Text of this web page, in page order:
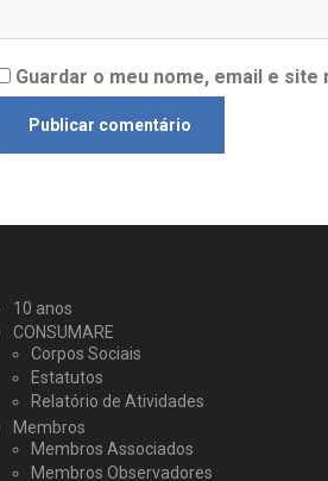
Guardar o meu nome, email e
10 anos
CONSUMARE
Corpos Sociais
Estatutos
Relatório de Atividades
Membros
Membros Associados
Membros Observadores